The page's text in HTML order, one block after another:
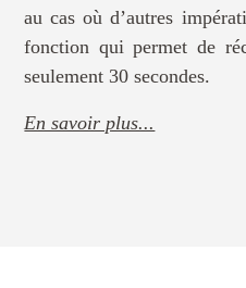
au cas où d’autres
fonction qui permet de
seulement 30 secondes.
En savoir plus...